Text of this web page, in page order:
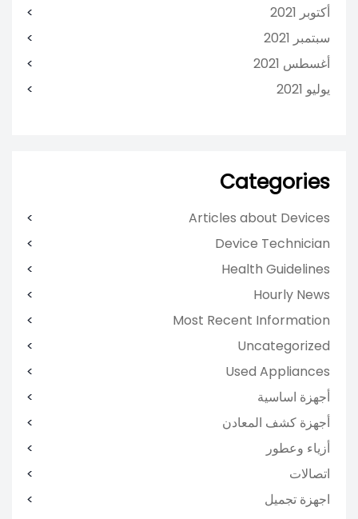
أكتوبر 2021
سبتمبر 2021
أغسطس 2021
يوليو 2021
Categories
Articles about Devices
Device Technician
Health Guidelines
Hourly News
Most Recent Information
Uncategorized
Used Appliances
أجهزة اساسية
أجهزة كشف المعادن
أزياء وعطور
اتصالات
اجهزة تجميل